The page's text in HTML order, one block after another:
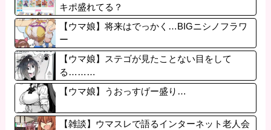
キポ盛れてる？
【ウマ娘】将来はでっかく…BIGニシノフラワ
ー
【ウマ娘】ステゴが見たことない目をして
る………
【ウマ娘】うおっすげー盛り…
【雑談】ウマスレで語るインターネット老人会